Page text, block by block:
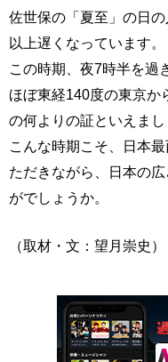
佐世保の「夏至」の日
以上遅くなっています。
この時期、夜7時半を過
ほぼ東経140度の東京か
の何よりの証といえまし
こんな時期こそ、日本
ただきながら、日本の
がでしょうか。
（取材・文：望月崇史）